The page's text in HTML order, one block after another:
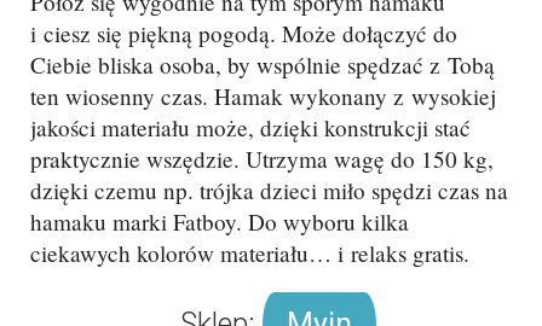
i ciesz się piękną pogodą. Może dołączyć do
Ciebie bliska osoba, by wspólnie spędzać z Tobą
ten wiosenny czas. Hamak wykonany z wysokiej
jakości materiału może, dzięki konstrukcji stać
praktycznie wszędzie. Utrzyma wagę do 150 kg,
dzięki czemu np. trójka dzieci miło spędzi czas na
hamaku marki Fatboy. Do wyboru kilka
ciekawych kolorów materiału… i relaks gratis.